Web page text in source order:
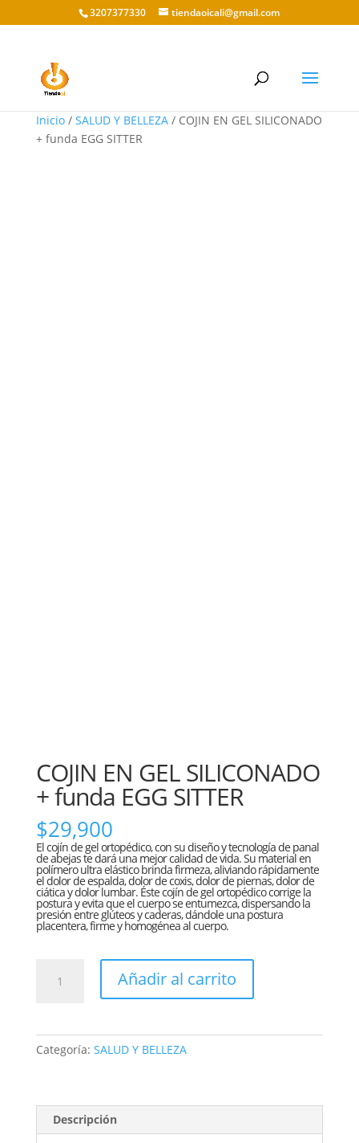
3207377330 tiendaoicali@gmail.com
Inicio/ SALUD Y BELLEZA/ COJIN EN GEL SILICONADO
+ funda EGG SITTER
COJIN EN GEL SILICONADO
+ funda EGG SITTER
$29,900
Elcojínde gel ortopédico, con su diseño y tecnología de panal
de abejas te dará una mejor calidad de vida. Su material en
polímero ultra elástico brinda firmeza, aliviando rápidamente
el dolor de espalda, dolor de coxis, dolor de piernas, dolor de
ciática y dolor lumbar. Éste cojín de gel ortopédico corrige la
postura y evita que el cuerpo se entumezca, dispersando la
presión entre glúteos y caderas, dándole una postura
placentera, firme y homogénea al cuerpo.
funda
cantidad
Añadir al carrito
Categoría: SALUD Y BELLEZA
Descripción